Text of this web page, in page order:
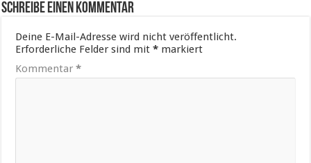
Schreibe einen Kommentar
Deine E-Mail-Adresse wird nicht veröffentlicht.
Erforderliche Felder sind mit* markiert
Kommentar*